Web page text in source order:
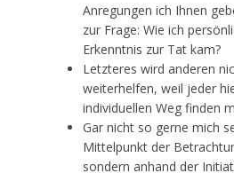
Anregungen ich Ihnen
zur Frage: Wie ich
Erkenntnis zur Tat kam?
Letzteres wird anderen
weiterhelfen, weil jeder
individuellen Weg finden
Gar nicht so gerne mich
Mittelpunkt der
sondern anhand der